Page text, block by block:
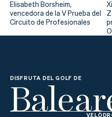
Elisabeth Borsheim,
vencedora de la V Prueba del
Circuito de Profesionales
DISFRUTA DEL GOLF DE